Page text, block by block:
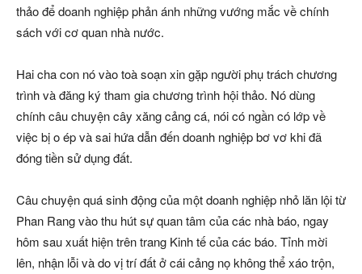
thảo để doanh nghiệp phản ánh những vướng mắc về chính
sách với cơ quan nhà nước.
Hai cha con nó vào toà soạn xin gặp người phụ trách chương
trình và đăng ký tham gia chương trình hội thảo. Nó dùng
chính câu chuyện cây xăng cảng cá, nói có ngần có lớp về
việc bị o ép và sai hứa dẫn đến doanh nghiệp bơ vơ khi đã
đóng tiền sử dụng đất.
Câu chuyện quá sinh động của một doanh nghiệp nhỏ lăn lội từ
Phan Rang vào thu hút sự quan tâm của các nhà báo, ngay
hôm sau xuất hiện trên trang Kinh tế của các báo. Tỉnh mời
lên, nhận lỗi và do vị trí đất ở cái cảng nọ không thể xáo trộn,